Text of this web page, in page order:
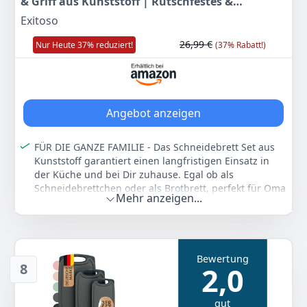
spülmaschinenfestes Schneidebrett |
Antibakterielles Brettchen Set | BPA-Frei &
beidseitig verwendbar
Exitoso
Nur Heute 37% reduziert! 26,99 € (37% Rabatt!)
Angebot anzeigen
FÜR DIE GANZE FAMILIE - Das Schneidebrett Set aus
Kunststoff garantiert einen langfristigen Einsatz in
der Küche und bei Dir zuhause. Egal ob als
Schneidebrettchen oder als Brotbrett, perfekt für Oma
und Opa geeignet.
ANTIBAKTERIELL - Unser Frühstücksbrett entwickelt
Holz vor Bakterien, Geruch und Flecken.
BEIDSEITIG VERWENDBAR - Die Frühstücksbretter sind
robust und beidseitig nutzbar, dank der integrierten
Saftrille. Eignet sich als Pastabrettchen,
Mehr anzeigen...
8
Bewertung
2,0
gut